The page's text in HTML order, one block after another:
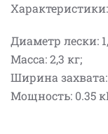
Характеристики:
Диаметр лески:
Масса: 2,3 кг;
Ширина захвата:
Мощность: 0.35